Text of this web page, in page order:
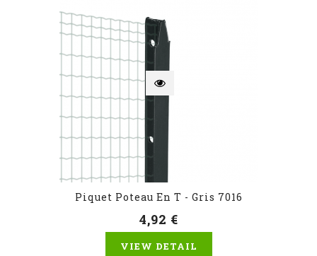
Piquet Poteau En T - Gris 7016
4,92 €
VIEW DETAIL